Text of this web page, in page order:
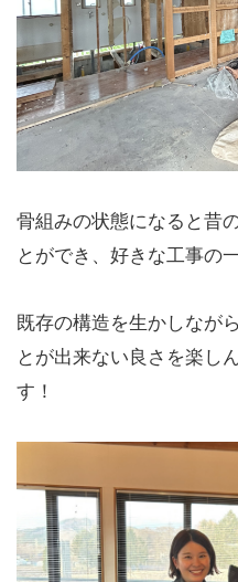
骨組みの状態になると昔
とができ、好きな工事の
既存の構造を生かしなが
とが出来ない良さを楽し
す！